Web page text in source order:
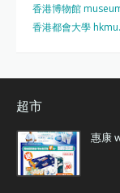
香港博物館
香港都會大學
超市
惠康